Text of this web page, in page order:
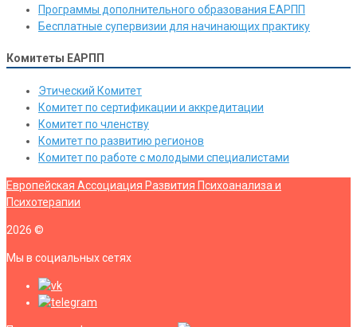
Программы дополнительного образования ЕАРПП
Бесплатные супервизии для начинающих практику
Комитеты ЕАРПП
Этический Комитет
Комитет по сертификации и аккредитации
Комитет по членству
Комитет по развитию регионов
Комитет по работе с молодыми специалистами
Европейская Ассоциация Развития Психоанализа и
Психотерапии
2026 ©
Мы в социальных сетях